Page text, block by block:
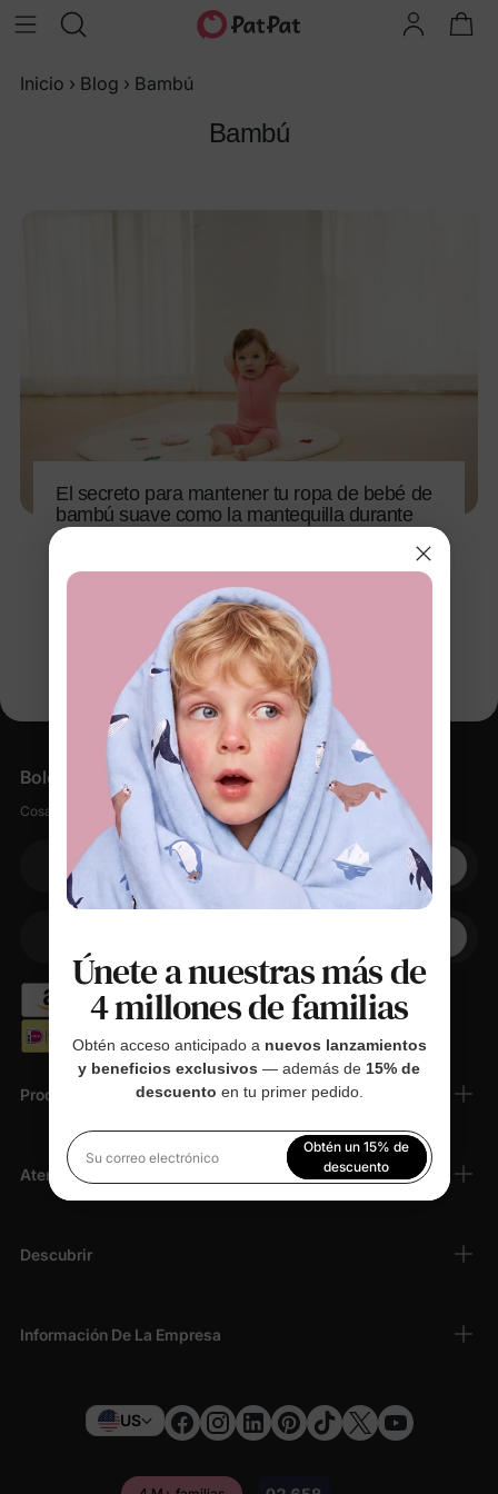
Inicio › Blog › Bambú
Bambú
El secreto para mantener tu ropa de bebé de
bambú suave como la mantequilla durante
años
Productos
Atención Al Cliente
Descubrir
Información De La Empresa
Boletín informativo
Cosas suaves, pequeños descuentos, cero spam.
Su correo electrónico
Su teléfono
US
Únete a nuestras más de
4 millones de familias
Obtén acceso anticipado a nuevos lanzamientos
y beneficios exclusivos — además de 15% de
descuento en tu primer pedido.
Su correo electrónico
Obtén un 15% de
descuento